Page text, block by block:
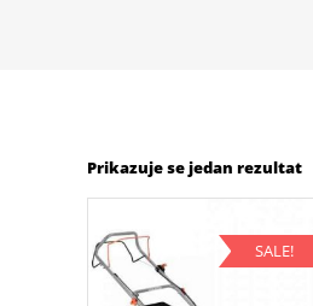
Prikazuje se jedan rezultat
SALE!